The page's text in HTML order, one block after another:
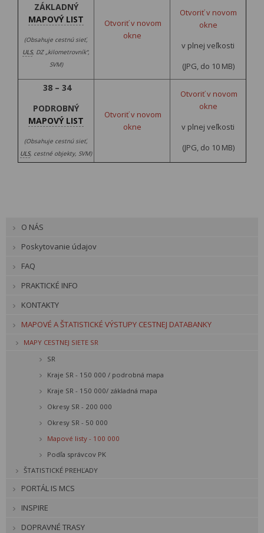
ZÁKLADNÝ
MAPOVÝ LIST
(Obsahuje cestnú sieť,
ULS, DZ „kilometrovník“,
SVM)
Otvoriť v novom
okne
Otvoriť v novom
okne
v plnej veľkosti
(JPG, do 10 MB)
38 – 34
PODROBNÝ
MAPOVÝ LIST
(Obsahuje cestnú sieť,
ULS, cestné objekty, SVM)
Otvoriť v novom
okne
Otvoriť v novom
okne
v plnej veľkosti
(JPG, do 10 MB)
O NÁS
Poskytovanie údajov
FAQ
PRAKTICKÉ INFO
KONTAKTY
MAPOVÉ A ŠTATISTICKÉ VÝSTUPY CESTNEJ DATABANKY
MAPY CESTNEJ SIETE SR
SR
Kraje SR - 150 000 / podrobná mapa
Kraje SR - 150 000/ základná mapa
Okresy SR - 200 000
Okresy SR - 50 000
Mapové listy - 100 000
Podľa správcov PK
ŠTATISTICKÉ PREHĽADY
PORTÁL IS MCS
INSPIRE
DOPRAVNÉ TRASY